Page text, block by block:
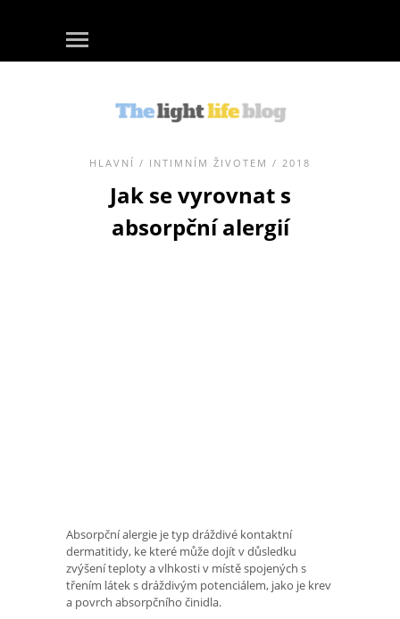
HLAVNÍ / INTIMNÍM ŽIVOTEM / 2018
Jak se vyrovnat s
absorpční alergií
Absorpční alergie je typ dráždivé kontaktní
dermatitidy, ke které může dojít v důsledku
zvýšení teploty a vlhkosti v místě spojených s
třením látek s dráždivým potenciálem, jako je krev
a povrch absorpčního činidla.